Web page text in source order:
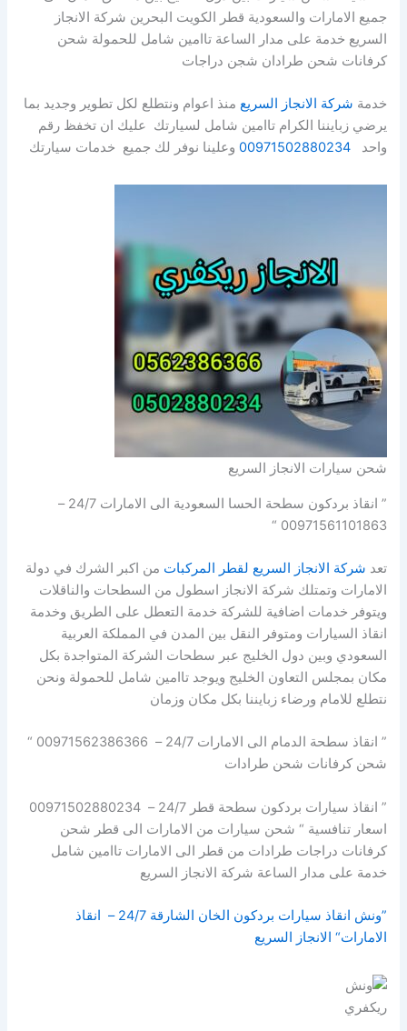
جميع الامارات والسعودية قطر الكويت البحرين شركة الانجاز
السريع خدمة على مدار الساعة تاامين شامل للحمولة شحن
كرفانات شحن طرادان شجن دراجات
خدمة شركة الانجاز السريع منذ اعوام ونتطلع لكل تطوير وجديد بما
يرضي زبايننا الكرام تاامين شامل لسيارتك عليك ان تخفظ رقم
واحد00971502880234 وعلينا نوفر لك جميع خدمات سيارتك
شحن سيارات الانجاز السريع
” انقاذ بردكون سطحة الحسا السعودية الى الامارات 24/7 –
00971561101863 “
تعد شركة الانجاز السريع لقطر المركبات من اكبر الشرك في دولة
الامارات وتمتلك شركة الانجاز اسطول من السطحات والناقلات
ويتوفر خدمات اضافية للشركة خدمة التعطل على الطريق وخدمة
انقاذ السيارات ومتوفر النقل بين المدن في المملكة العربية
السعودي وبين دول الخليج عبر سطحات الشركة المتواجدة بكل
مكان بمجلس التعاون الخليج ويوجد تاامين شامل للحمولة ونحن
نتطلع للامام ورضاء زبايننا بكل مكان وزمان
” انقاذ سطحة الدمام الى الامارات 24/7 – 00971562386366 “
شحن كرفانات شحن طرادات
” انقاذ سيارات بردكون سطحة قطر 24/7 – 00971502880234
اسعار تنافسية “ شحن سيارات من الامارات الى قطر شحن
كرفانات دراجات طرادات من قطر الى الامارات تاامين شامل
خدمة على مدار الساعة شركة الانجاز السريع
”ونش انقاذ سيارات بردكون الخان الشارقة 24/7 – انقاذ
الامارات“ الانجاز السريع
ريكفري